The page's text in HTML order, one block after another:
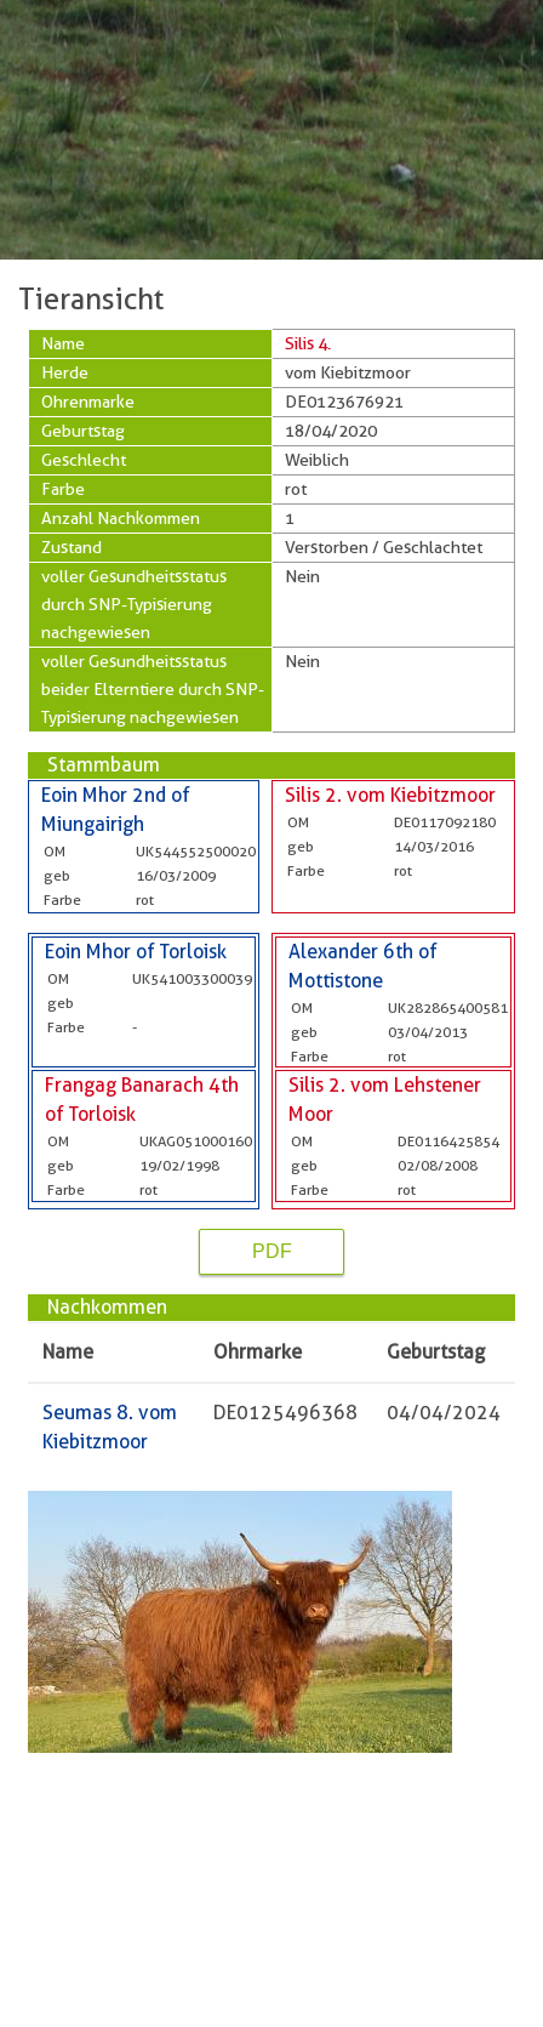
Tieransicht
Name
Silis 4.
Herde
vom Kiebitzmoor
Ohrenmarke
DE0123676921
Geburtstag
18/04/2020
Geschlecht
Weiblich
Farbe
rot
Anzahl Nachkommen
1
Zustand
Verstorben / Geschlachtet
voller Gesundheitsstatus
durch SNP-Typisierung
nachgewiesen
Nein
voller Gesundheitsstatus
beider Elterntiere durch SNP-
Typisierung nachgewiesen
Nein
Stammbaum
Eoin Mhor 2nd of
Miungairigh
OM
UK544552500020
geb
16/03/2009
Farbe
rot
Silis 2. vom Kiebitzmoor
OM
DE0117092180
geb
14/03/2016
Farbe
rot
Eoin Mhor of Torloisk
OM
UK541003300039
geb
Farbe
-
Frangag Banarach 4th
of Torloisk
OM
UKAG051000160
geb
19/02/1998
Farbe
rot
Alexander 6th of
Mottistone
OM
UK282865400581
geb
03/04/2013
Farbe
rot
Silis 2. vom Lehstener
Moor
OM
DE0116425854
geb
02/08/2008
Farbe
rot
PDF
Nachkommen
Name
Ohrmarke Geburtstag
Seumas 8. vom
Kiebitzmoor
DE0125496368 04/04/2024